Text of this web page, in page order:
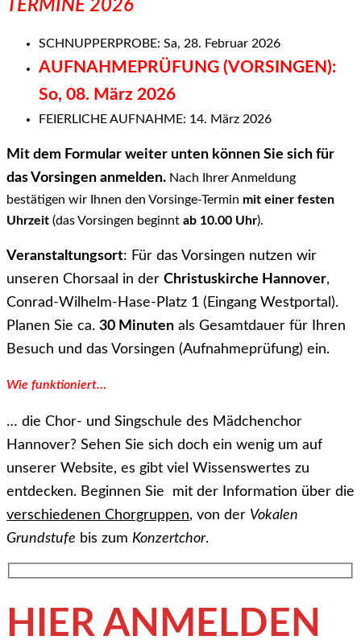
TERMINE 2026
SCHNUPPERPROBE: Sa, 28. Februar 2026
AUFNAHMEPRÜFUNG (VORSINGEN):
So, 08. März 2026
FEIERLICHE AUFNAHME: 14. März 2026
Mit dem Formular weiter unten können Sie sich für
das Vorsingen anmelden. Nach Ihrer Anmeldung
bestätigen wir Ihnen den Vorsinge-Termin mit einer festen
Uhrzeit (das Vorsingen beginnt ab 10.00 Uhr).
Veranstaltungsort: Für das Vorsingen nutzen wir
unseren Chorsaal in der Christuskirche Hannover,
Conrad-Wilhelm-Hase-Platz 1 (Eingang Westportal).
Planen Sie ca. 30 Minuten als Gesamtdauer für Ihren
Besuch und das Vorsingen (Aufnahmeprüfung) ein.
Wie funktioniert…
… die Chor- und Singschule des Mädchenchor
Hannover? Sehen Sie sich doch ein wenig um auf
unserer Website, es gibt viel Wissenswertes zu
entdecken. Beginnen Sie mit der Information über die
verschiedenen Chorgruppen, von der Vokalen
Grundstufe bis zum Konzertchor.
HIER ANMELDEN